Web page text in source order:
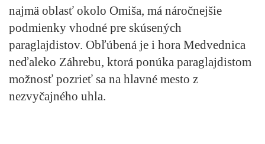
najmä oblasť okolo Omiša, má náročnejšie
podmienky vhodné pre skúsených
paraglajdistov. Obľúbená je i hora Medvednica
neďaleko Záhrebu, ktorá ponúka paraglajdistom
možnosť pozrieť sa na hlavné mesto z
nezvyčajného uhla.